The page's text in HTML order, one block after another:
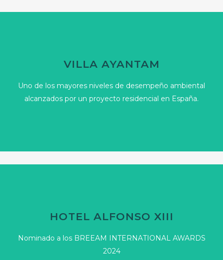
VILLA AYANTAM
Uno de los mayores niveles de desempeño ambiental
alcanzados por un proyecto residencial en España.
92,16% BREEAM ES VIVIENDA
proyecto residencial donde la excelencia
rendimiento ambiental.
HOTEL ALFONSO XIII
Nominado a los BREEAM INTERNATIONAL AWARDS
2024